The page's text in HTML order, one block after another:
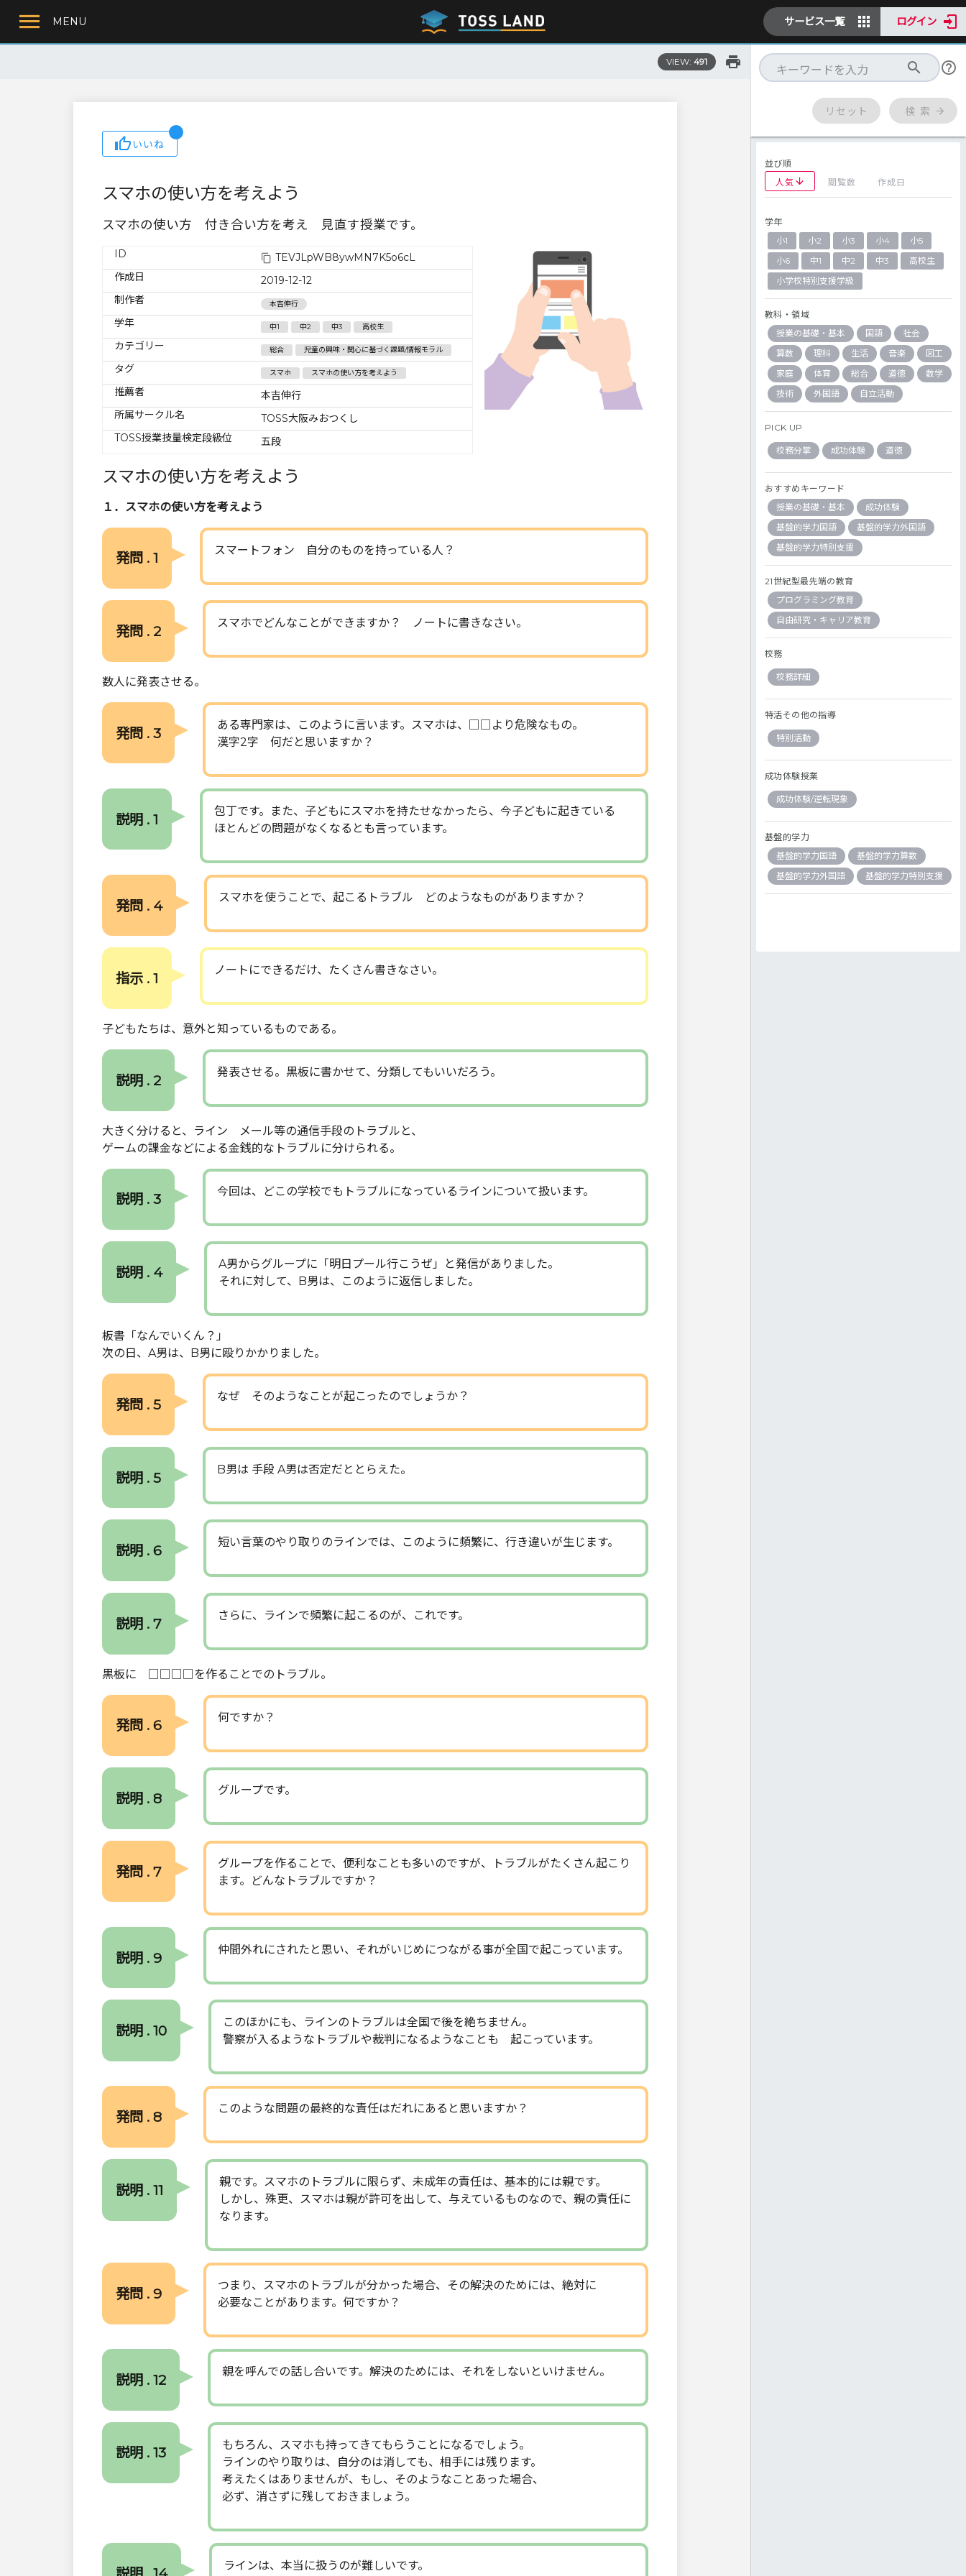
MENU サービス一覧 ログイン
VIEW: 491
いいね
スマホの使い方を考えよう
スマホの使い方 付き合い方を考え 見直す授業です。
ID
TEVJLpWB8ywMN7K5o6cL
作成日
2019-12-12
制作者
本吉伸行
学年 中1 中2 中3 高校生
カテゴリー 総合 児童の興味・関心に基づく課題/情報モラル
タグ スマホ スマホの使い方を考えよう
推薦者
本吉伸行
所属サークル名
TOSS大阪みおつくし
TOSS授業技量検定段級位
五段
スマホの使い方を考えよう
１．スマホの使い方を考えよう
発問 . 1 スマートフォン 自分のものを持っている人？
発問 . 2 スマホでどんなことができますか？ ノートに書きなさい。
数人に発表させる。
発問 . 3
ある専門家は、このように言います。スマホは、□□より危険なもの。
漢字2字 何だと思いますか？
説明 . 1
包丁です。また、子どもにスマホを持たせなかったら、今子どもに起きている
ほとんどの問題がなくなるとも言っています。
発問 . 4 スマホを使うことで、起こるトラブル どのようなものがありますか？
指示 . 1 ノートにできるだけ、たくさん書きなさい。
子どもたちは、意外と知っているものである。
説明 . 2 発表させる。黒板に書かせて、分類してもいいだろう。
大きく分けると、ライン メール等の通信手段のトラブルと、
ゲームの課金などによる金銭的なトラブルに分けられる。
説明 . 3 今回は、どこの学校でもトラブルになっているラインについて扱います。
説明 . 4
A男からグループに「明日プール行こうぜ」と発信がありました。
それに対して、B男は、このように返信しました。
板書「なんでいくん？」
次の日、A男は、B男に殴りかかりました。
発問 . 5 なぜ そのようなことが起こったのでしょうか？
説明 . 5 B男は 手段 A男は否定だととらえた。
説明 . 6 短い言葉のやり取りのラインでは、このように頻繁に、行き違いが生じます。
説明 . 7 さらに、ラインで頻繁に起こるのが、これです。
黒板に □□□□を作ることでのトラブル。
発問 . 6 何ですか？
説明 . 8 グループです。
発問 . 7
グループを作ることで、便利なことも多いのですが、トラブルがたくさん起こり
ます。どんなトラブルですか？
説明 . 9 仲間外れにされたと思い、それがいじめにつながる事が全国で起こっています。
説明 . 10
このほかにも、ラインのトラブルは全国で後を絶ちません。
警察が入るようなトラブルや裁判になるようなことも 起こっています。
発問 . 8 このような問題の最終的な責任はだれにあると思いますか？
説明 . 11
親です。スマホのトラブルに限らず、未成年の責任は、基本的には親です。
しかし、殊更、スマホは親が許可を出して、与えているものなので、親の責任に
なります。
発問 . 9
つまり、スマホのトラブルが分かった場合、その解決のためには、絶対に
必要なことがあります。何ですか？
説明 . 12 親を呼んでの話し合いです。解決のためには、それをしないといけません。
説明 . 13
もちろん、スマホも持ってきてもらうことになるでしょう。
ラインのやり取りは、自分のは消しても、相手には残ります。
考えたくはありませんが、もし、そのようなことあった場合、
必ず、消さずに残しておきましょう。
ラインは、本当に扱うのが難しいです。
リセット 検 索
並び順
人気
閲覧数 作成日
学年
小1
小2 小3 小4
小5
小6
中1 中2 中3
高校生
小学校特別支援学級
教科・領域
授業の基礎・基本
国語
社会
算数
理科 生活 音楽
図工
家庭
体育 総合 道徳
数学
技術
外国語 自立活動
PICK UP
校務分掌 成功体験 道徳
おすすめキーワード
授業の基礎・基本
成功体験
基盤的学力国語
基盤的学力外国語
基盤的学力特別支援
21世紀型最先端の教育
プログラミング教育
自由研究・キャリア教育
校務
校務詳細
特活その他の指導
特別活動
成功体験授業
成功体験/逆転現象
基盤的学力
基盤的学力国語
基盤的学力算数
基盤的学力外国語
基盤的学力特別支援